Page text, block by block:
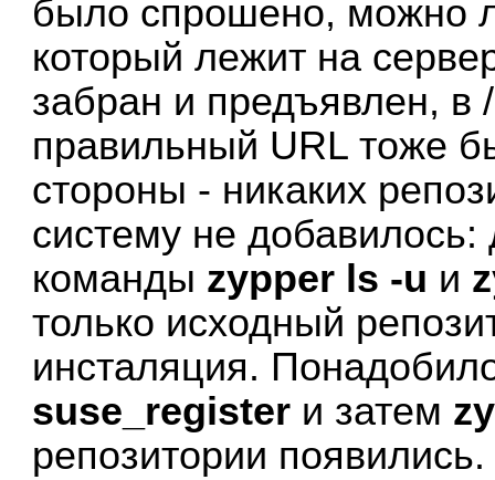
было спрошено, можно
который лежит на
забран и предъявлен, в
правильный URL тоже
стороны - никаких
систему не
команды zypper ls -u и
только исходный
инсталяция.
suse_register и затем
репозитории появились.